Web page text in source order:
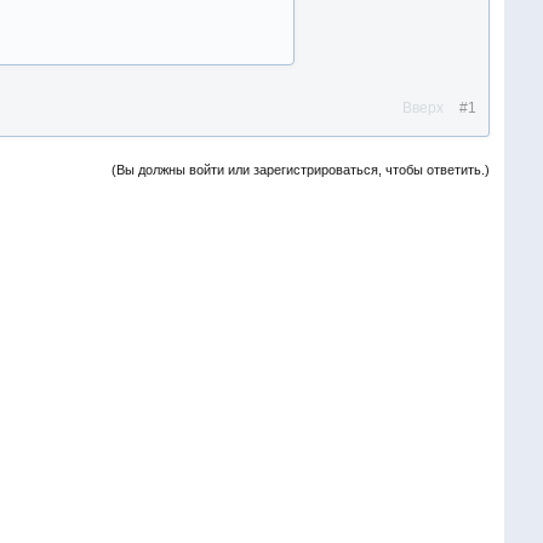
#1
Вверх
(Вы должны войти или зарегистрироваться, чтобы ответить.)